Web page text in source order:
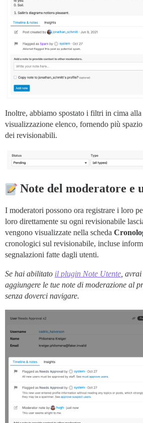
Inoltre, abbiamo spostato i filtri in cima alla
visualizzazione elenco, fornendo più
dei revisionabili.
Note del moderatore e
I moderatori possono ora registrare i loro
loro direttamente su ogni revisionabile
vengono visualizzate nella scheda
cronologici sul revisionabile, incluse
segnalazioni fatte dagli utenti.
Se hai abilitato il plugin Note Utente ,
aggiungere le tue note di moderazione al
senza doverci navigare.